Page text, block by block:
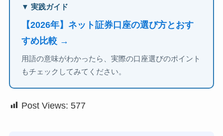
▼ 実践ガイド
【2026年】ネット証券口座の選び方とおす
すめ比較 →
用語の意味がわかったら、実際の口座選びのポイント
もチェックしてみてください。
Post Views: 577